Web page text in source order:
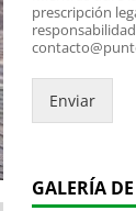
i
c
o
.
prescripción
Enviar
GALERÍA